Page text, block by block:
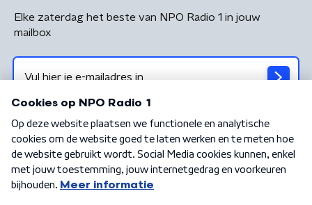
Elke zaterdag het beste van NPO Radio 1 in jouw
mailbox
Algemene voorwaarden Privacybeleid